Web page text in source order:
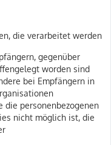
die verarbeitet werden
gegenüber
worden sind
bei Empfängern in
personenbezogenen
nicht möglich ist, die